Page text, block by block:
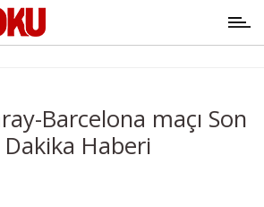
Barcelona maçı Son
Dakika Haberi